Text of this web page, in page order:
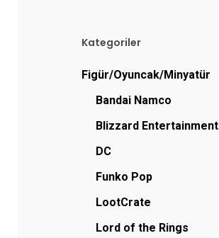
Kategoriler
Figür/Oyuncak/Minyatür
Bandai Namco
Blizzard Entertainment
DC
Funko Pop
LootCrate
Lord of the Rings